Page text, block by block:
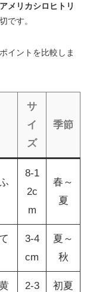
アメリカシロヒトリ
です。
イントを比較しま
サ
イ
ズ
季節
8-1
2c
m
春～
夏
3-4
cm
夏～
秋
2-3
初夏